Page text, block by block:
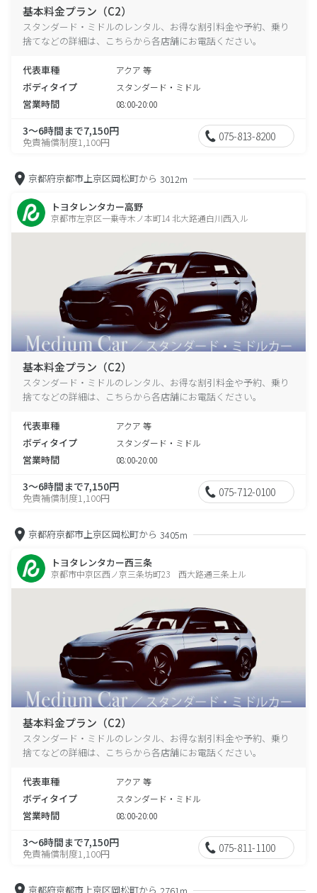
基本料金プラン（C2）
スタンダード・ミドルのレンタル、お得な割引料金や予約、乗り
捨てなどの詳細は、こちらから各店舗にお電話ください。
代表車種 アクア 等
ボディタイプ スタンダード・ミドル
営業時間 08:00-20:00
3～6時間まで7,150円
免責補償制度1,100円 075-813-8200
京都府京都市上京区岡松町から 3012m
トヨタレンタカー高野
京都市左京区一乗寺木ノ本町14 北大路通白川西入ル
基本料金プラン（C2）
スタンダード・ミドルのレンタル、お得な割引料金や予約、乗り
捨てなどの詳細は、こちらから各店舗にお電話ください。
代表車種 アクア 等
ボディタイプ スタンダード・ミドル
営業時間 08:00-20:00
3～6時間まで7,150円
免責補償制度1,100円 075-712-0100
京都府京都市上京区岡松町から 3405m
トヨタレンタカー西三条
京都市中京区西ノ京三条坊町23 西大路通三条上ル
基本料金プラン（C2）
スタンダード・ミドルのレンタル、お得な割引料金や予約、乗り
捨てなどの詳細は、こちらから各店舗にお電話ください。
代表車種 アクア 等
ボディタイプ スタンダード・ミドル
営業時間 08:00-20:00
3～6時間まで7,150円
免責補償制度1,100円 075-811-1100
京都府京都市上京区岡松町から 2761m